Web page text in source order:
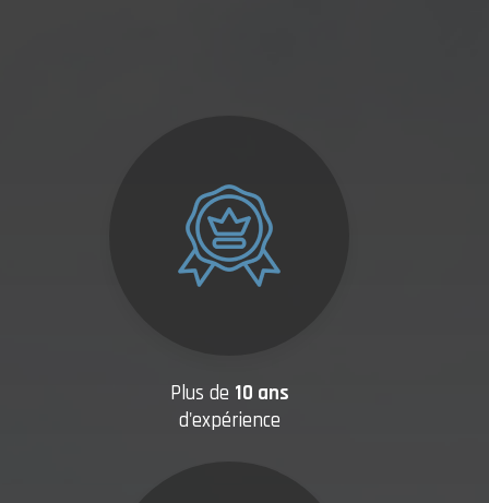
Plus de 10 ans
d'expérience